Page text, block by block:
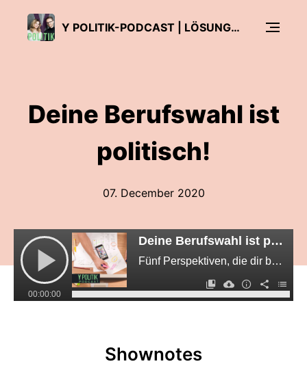
Y POLITIK-PODCAST | LÖSUNGEN FÜR DAS 3. JAHRTAUSEND
Deine Berufswahl ist
politisch!
07. December 2020
Deine Berufswahl ist politisch!
Fünf Perspektiven, die dir bei der Entscheidung helfen
00:00:00
Shownotes